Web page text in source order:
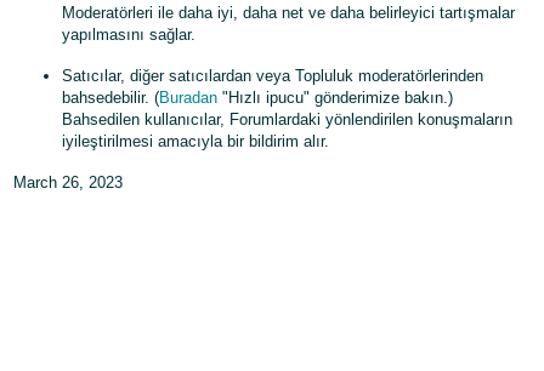
Moderatörleri ile daha iyi, daha net ve daha belirleyici tartışmalar
yapılmasını sağlar.
Satıcılar, diğer satıcılardan veya Topluluk moderatörlerinden
bahsedebilir. (Buradan "Hızlı ipucu" gönderimize bakın.)
Bahsedilen kullanıcılar, Forumlardaki yönlendirilen konuşmaların
iyileştirilmesi amacıyla bir bildirim alır.
March 26, 2023